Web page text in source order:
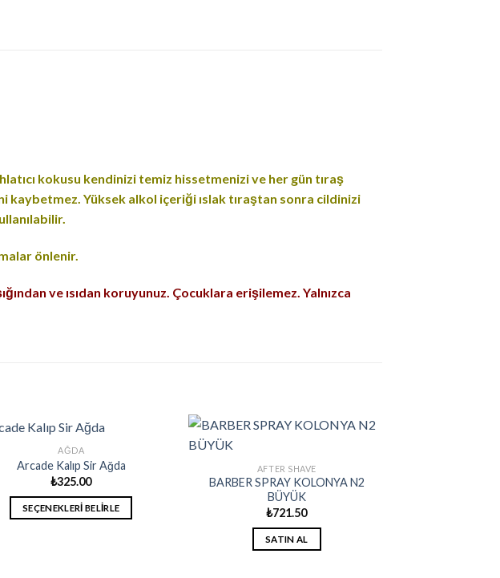
kokusu kendinizi temiz hissetmenizi ve her gün tıraş
Yüksek alkol içeriği ıslak tıraştan sonra cildinizi
önlenir.
ve ısıdan koruyunuz. Çocuklara erişilemez. Yalnızca
AĞDA
Arcade Kalıp Sir Ağda
₺325.00
SEÇENEKLERI BELIRLE
AFTER SHAVE
BARBER SPRAY KOLONYA N2
BÜYÜK
₺721.50
SATIN AL